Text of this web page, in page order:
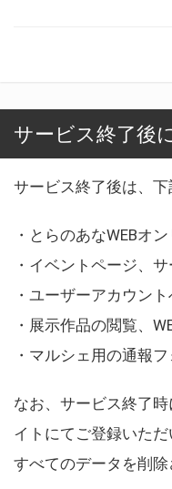
サービス終了後
サービス終了後は、下
・とらのあなWEBオ
・イベントページ、
・ユーザーアカウン
・展示作品の閲覧、
・マルシェ用の通報
なお、サービス終了
イトにてご登録いただ
すべてのデータを削除